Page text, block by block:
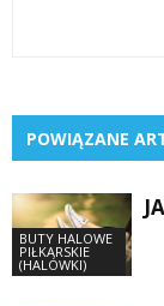
POWIĄZANE
BUTY HALOWE
PIŁKARSKIE
(HALÓWKI)